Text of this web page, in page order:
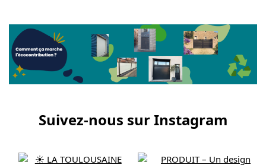
Suivez-nous sur Instagram